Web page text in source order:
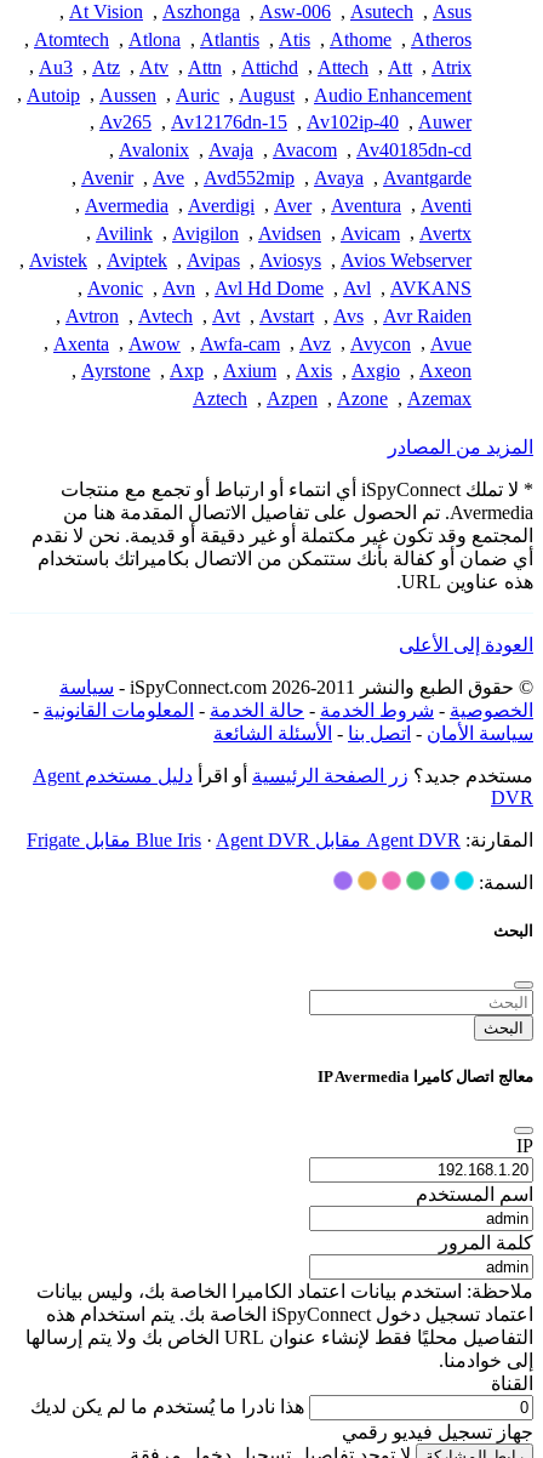
Asus
,
Asutech
,
Asw-006
,
Aszhonga
,
At Vision
,
Atheros
,
Athome
,
Atis
,
Atlantis
,
Atlona
,
Atomtech
,
Atrix
,
Att
,
Attech
,
Attichd
,
Attn
,
Atv
,
Atz
,
Au3
,
Audio Enhancement
,
August
,
Auric
,
Aussen
,
Autoip
,
Auwer
,
Av102ip-40
,
Av12176dn-15
,
Av265
,
Av40185dn-cd
,
Avacom
,
Avaja
,
Avalonix
,
Avantgarde
,
Avaya
,
Avd552mip
,
Ave
,
Avenir
,
Aventi
,
Aventura
,
Aver
,
Averdigi
,
Avermedia
,
Avertx
,
Avicam
,
Avidsen
,
Avigilon
,
Avilink
,
Avios Webserver
,
Aviosys
,
Avipas
,
Aviptek
,
Avistek
,
AVKANS
,
Avl
,
Avl Hd Dome
,
Avn
,
Avonic
,
Avr Raiden
,
Avs
,
Avstart
,
Avt
,
Avtech
,
Avtron
,
Avue
,
Avycon
,
Avz
,
Awfa-cam
,
Awow
,
Axenta
,
Axeon
,
Axgio
,
Axis
,
Axium
,
Axp
,
Ayrstone
,
Azemax
,
Azone
,
Azpen
,
Aztech
المزيد من المصادر
* لا تملك iSpyConnect أي انتماء أو ارتباط أو تجمع مع منتجات
Avermedia. تم الحصول على تفاصيل الاتصال المقدمة هنا من
المجتمع وقد تكون غير مكتملة أو غير دقيقة أو قديمة. نحن لا نقدم
أي ضمان أو كفالة بأنك ستتمكن من الاتصال بكاميراتك باستخدام
هذه عناوين URL.
العودة إلى الأعلى
© حقوق الطبع والنشر 2011-2026 iSpyConnect.com -
سياسة
الخصوصية - شروط الخدمة - حالة الخدمة - المعلومات القانونية -
سياسة الأمان - اتصل بنا - الأسئلة الشائعة
مستخدم جديد؟ زر الصفحة الرئيسية أو اقرأ
دليل مستخدم Agent
DVR
المقارنة: Agent DVR مقابل Blue Iris · Agent DVR مقابل Frigate
السمة:
البحث
البحث
معالج اتصال كاميرا IP Avermedia
IP
اسم المستخدم
كلمة المرور
ملاحظة: استخدم بيانات اعتماد الكاميرا الخاصة بك، وليس بيانات
اعتماد تسجيل دخول iSpyConnect الخاصة بك. يتم استخدام هذه
التفاصيل محليًا فقط لإنشاء عنوان URL الخاص بك ولا يتم إرسالها
إلى خوادمنا.
القناة
هذا نادرا ما يُستخدم ما لم يكن لديك
جهاز تسجيل فيديو رقمي